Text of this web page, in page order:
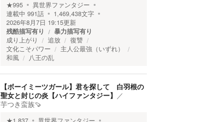
★995
異世界ファンタジー
連載中 991話 1,469,438文字
2026年8月7日 19:15更新
残酷描写有り
暴力描写有り
成り上がり
追放
復讐
文化こそパワー
主人公最強（いずれ）
和風
八王の乱
【ボーイミーツガール】君を探して 白羽根の
聖女と封じの炎【ハイファンタジー】 ／
芋つき蛮族🍠